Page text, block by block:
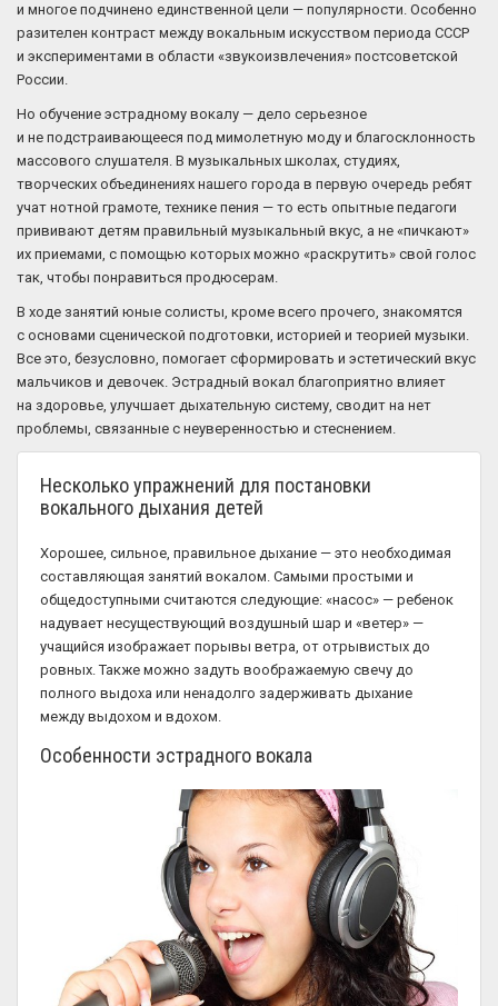
и многое подчинено единственной цели — популярности. Особенно
разителен контраст между вокальным искусством периода СССР
и экспериментами в области «звукоизвлечения» постсоветской
России.
Но обучение эстрадному вокалу — дело серьезное
и не подстраивающееся под мимолетную моду и благосклонность
массового слушателя. В музыкальных школах, студиях,
творческих объединениях нашего города в первую очередь ребят
учат нотной грамоте, технике пения — то есть опытные педагоги
прививают детям правильный музыкальный вкус, а не «пичкают»
их приемами, с помощью которых можно «раскрутить» свой голос
так, чтобы понравиться продюсерам.
В ходе занятий юные солисты, кроме всего прочего, знакомятся
с основами сценической подготовки, историей и теорией музыки.
Все это, безусловно, помогает сформировать и эстетический вкус
мальчиков и девочек. Эстрадный вокал благоприятно влияет
на здоровье, улучшает дыхательную систему, сводит на нет
проблемы, связанные с неуверенностью и стеснением.
Несколько упражнений для постановки
вокального дыхания детей
Хорошее, сильное, правильное дыхание — это необходимая
составляющая занятий вокалом. Самыми простыми и
общедоступными считаются следующие: «насос» — ребенок
надувает несуществующий воздушный шар и «ветер» —
учащийся изображает порывы ветра, от отрывистых до
ровных. Также можно задуть воображаемую свечу до
полного выдоха или ненадолго задерживать дыхание
между выдохом и вдохом.
Особенности эстрадного вокала